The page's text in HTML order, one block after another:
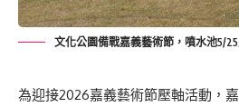
文化公園備戰嘉義藝術節，噴水池5/
為迎接2026嘉義藝術節壓軸活動，